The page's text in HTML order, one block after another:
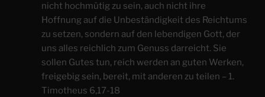
nicht hochmütig zu sein, auch nicht ihre
Hoffnung auf die Unbeständigkeit des Reichtums
zu setzen, sondern auf den lebendigen Gott, der
uns alles reichlich zum Genuss darreicht. Sie
sollen Gutes tun, reich werden an guten Werken,
freigebig sein, bereit, mit anderen zu teilen – 1.
Timotheus 6,17-18